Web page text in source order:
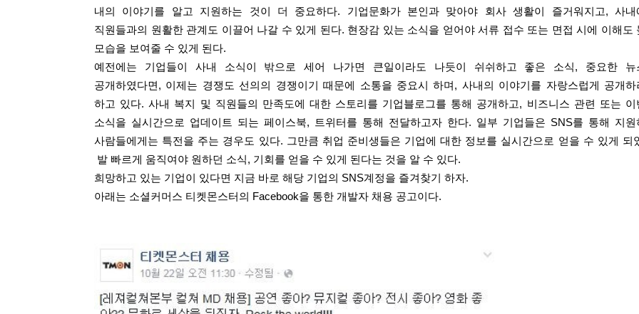
내의 이야기를 알고 지원하는 것이 더 중요하다. 기업문화가 본인과 맞아야 회사 생활이 즐거워지고, 사내
직원들과의 원활한 관계도 이끌어 나갈 수 있게 된다. 현장감 있는 소식을 얻어야 서류 접수 또는 면접 시에 이해도
모습을 보여줄 수 있게 된다.
예전에는 기업들이 사내 소식이 밖으로 세어 나가면 큰일이라도 나듯이 쉬쉬하고 좋은 소식, 중요한 뉴
공개하였다면, 이제는 경쟁도 선의의 경쟁이기 때문에 소통을 중요시 하며, 사내의 이야기를 자랑스럽게 공개하
하고 있다. 사내 복지 및 직원들의 만족도에 대한 스토리를 기업블로그를 통해 공개하고, 비즈니스 관련 또는 이
소식을 실시간으로 업데이트 되는 페이스북, 트위터를 통해 전달하고자 한다. 일부 기업들은 SNS를 통해 지원
사람들에게는 특전을 주는 경우도 있다. 그만큼 취업 준비생들은 기업에 대한 정보를 실시간으로 얻을 수 있게 되
발 빠르게 움직여야 원하던 소식, 기회를 얻을 수 있게 된다는 것을 알 수 있다.
희망하고 있는 기업이 있다면 지금 바로 해당 기업의 SNS계정을 즐겨찾기 하자.
아래는 소셜커머스 티켓몬스터의 Facebook을 통한 개발자 채용 공고이다.